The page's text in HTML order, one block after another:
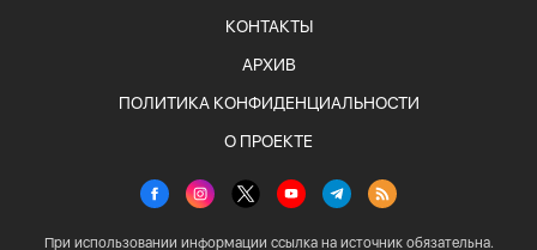
КОНТАКТЫ
АРХИВ
ПОЛИТИКА КОНФИДЕНЦИАЛЬНОСТИ
О ПРОЕКТЕ
При использовании информации ссылка на источник обязательна.